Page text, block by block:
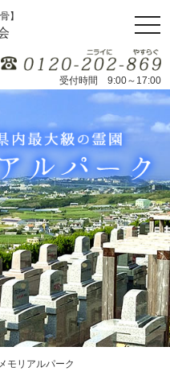
】
受付時間 9:00～17:00
モリアルパーク